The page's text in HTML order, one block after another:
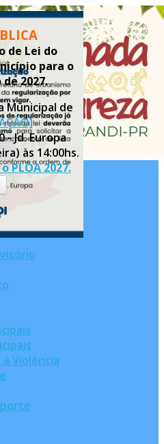
Violência
de Lei do
para o
2027.
Municipal de
- Jd. Europa
às 14:00hs.
PLOA 2027.